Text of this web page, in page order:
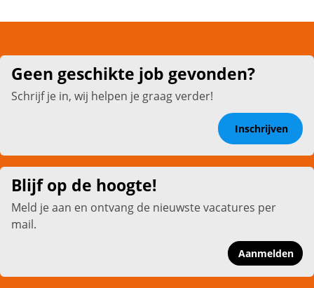
Geen geschikte job gevonden?
Schrijf je in, wij helpen je graag verder!
Inschrijven
Blijf op de hoogte!
Meld je aan en ontvang de nieuwste vacatures per
mail.
Aanmelden